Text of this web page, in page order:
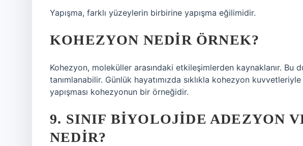
Yapışma, farklı yüzeylerin birbirine yapışma eğilimidir.
KOHEZYON NEDIR ÖRNEK?
Kohezyon, moleküller arasındaki etkileşimlerden kaynaklanır. Bu
tanımlanabilir. Günlük hayatımızda sıklıkla kohezyon kuvvetleriyle
yapışması kohezyonun bir örneğidir.
9. SINIF BIYOLOJIDE ADEZYON
NEDIR?